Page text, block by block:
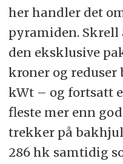
her handler det
pyramiden.
den eksklusive
kroner og
kWt – og fortsatt
fleste mer enn
trekker på
286 hk samtidig